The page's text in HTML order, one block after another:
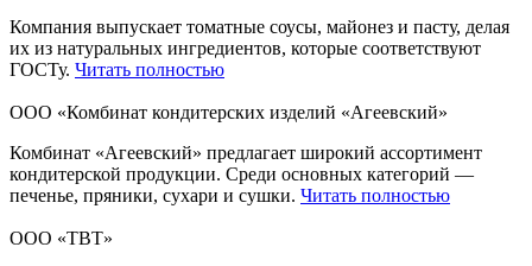
Компания выпускает томатные соусы, майонез и пасту, делая
их из натуральных ингредиентов, которые соответствуют
ГОСТу. Читать полностью
ООО «Комбинат кондитерских изделий «Агеевский»
Комбинат «Агеевский» предлагает широкий ассортимент
кондитерской продукции. Среди основных категорий —
печенье, пряники, сухари и сушки. Читать полностью
ООО «ТВТ»